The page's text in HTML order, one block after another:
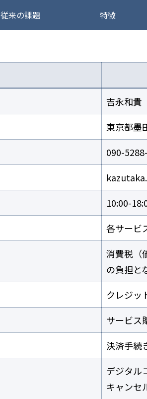
従来の課題 特徴
吉永和貴
東京都墨
090-
10:00-
各サービ
消費税（
の負担と
クレジッ
サービス
決済手続
デジタル
キャンセ